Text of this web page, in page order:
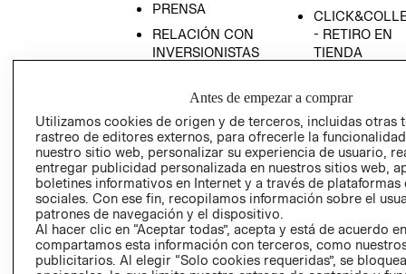
PRENSA
RELACIÓN CON
INVERSIONISTAS
EMPRESARIAL
- RETIRO EN
TIENDA
CONDICIONES
AVISO DE
PRIVACIDAD
GIFT CARD
AVISO DE
COOKIES
Antes de empezar a comprar
Utilizamos cookies de origen y de terceros, incluidas otras
rastreo de editores externos, para ofrecerle la
nuestro sitio web, personalizar su experiencia de usuario,
entregar publicidad personalizada en nuestros sitios web,
boletines informativos en Internet y a través de plataformas
sociales. Con ese fin, recopilamos información sobre el
patrones de navegación y el dispositivo.
Al hacer clic en “Aceptar todas”, acepta y está de acuerdo
compartamos esta información con terceros, como
publicitarios. Al elegir “Solo cookies requeridas”, se